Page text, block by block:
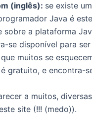
(inglês): se existe
Java é
sobre a plataforma
se disponível para
muitos se
gratuito, e encontra-
a muitos,
site (!!! (medo)).